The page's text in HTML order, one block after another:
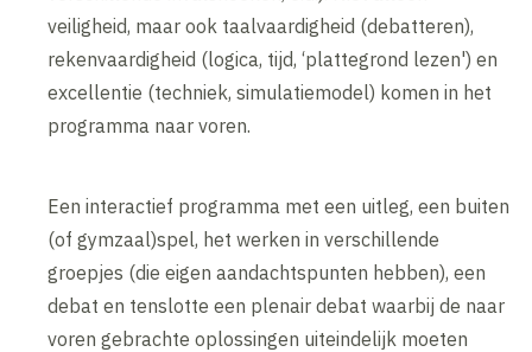
veiligheid, maar ook taalvaardigheid (debatteren),
rekenvaardigheid (logica, tijd, ‘plattegrond lezen') en
excellentie (techniek, simulatiemodel) komen in het
programma naar voren.
Een interactief programma met een uitleg, een buiten
(of gymzaal)spel, het werken in verschillende
groepjes (die eigen aandachtspunten hebben), een
debat en tenslotte een plenair debat waarbij de naar
voren gebrachte oplossingen uiteindelijk moeten